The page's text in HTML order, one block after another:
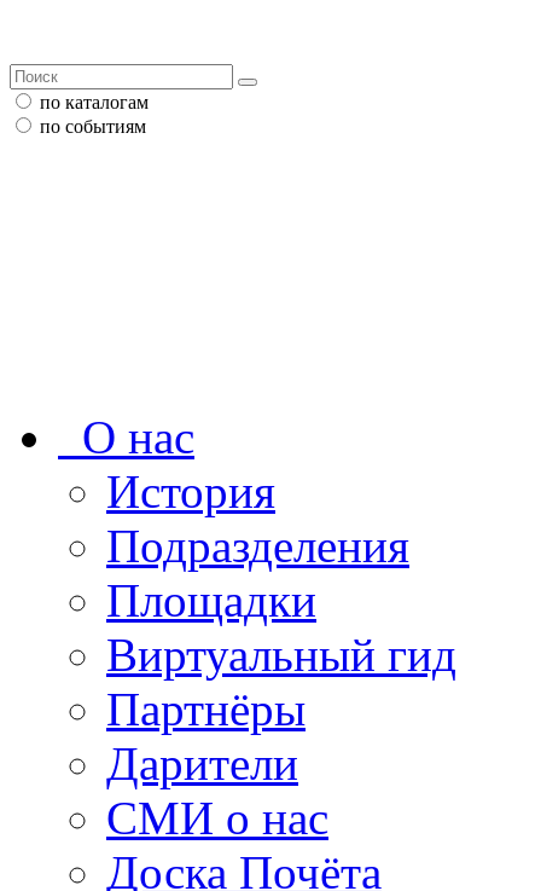
по каталогам
по событиям
О нас
История
Подразделения
Площадки
Виртуальный гид
Партнёры
Дарители
СМИ о нас
Доска Почёта